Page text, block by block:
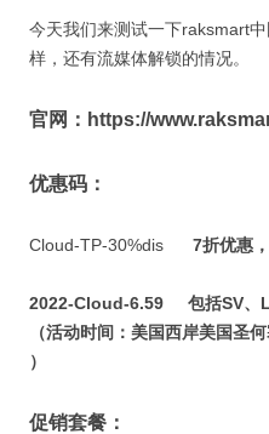
今天我们来测试一下raksmart
样，还有流媒体解锁的情况。
官网：https://
优惠码：
Cloud-TP-30%dis 7折优惠
2022-Cloud-6.59 包括SV、
（活动时间：美国西岸美国圣
）
促销套餐：